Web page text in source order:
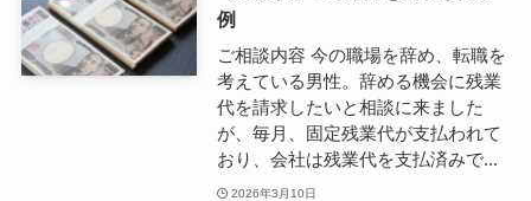
例
ご相談内容 今の職場を辞め、転職を
考えている男性。辞める機会に残業
代を請求したいと相談に来ました
が、毎月、固定残業代が支払われて
おり、会社は残業代を支払済みで...
2026年3月10日